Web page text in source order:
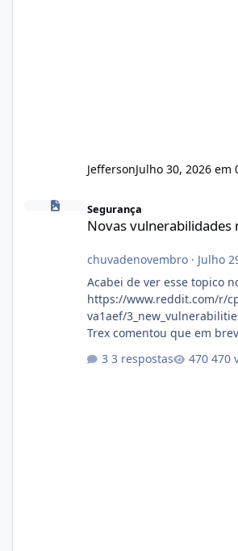
JeffersonJulho 30, 2026 em
Novas vulnerabilidades no cPanel
Segurança
Novas vulnerabilidades
chuvadenovembro· Julho
Acabei de ver esse topico
https://www.reddit.com/r/
va1aef/
Trex comentou que em
3 respostas 470